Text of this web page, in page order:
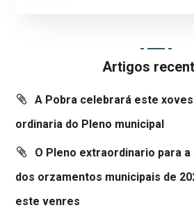
Artigos
A Pobra celebrará este
ordinaria do Pleno municipal
O Pleno extraordinario para
dos orzamentos municipais de
este venres